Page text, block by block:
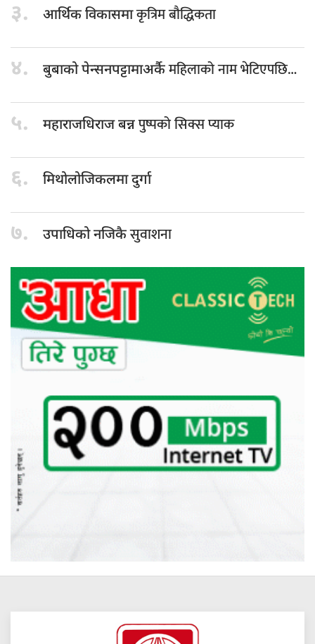
३. आर्थिक विकासमाकृत्रिम बौद्धिकता
४. बुबाको पेन्सनपट्टामाअर्कैमहिलाको नाम भेटिएपछि…
५. महाराजधिराज बन्नपुष्पको सिक्स प्याक
६. मिथोलोजिकलमा दुर्गा
७. उपाधिको नजिकैसुवाशना